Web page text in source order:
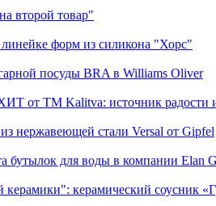
второй товар"
форм из силикона "Хорс"
посуды BRA в Williams Oliver
от ТМ Kalitva: источник радости
нержавеющей стали Versal от Gipfel
бутылок для воды в компании Elan
керамический соусник